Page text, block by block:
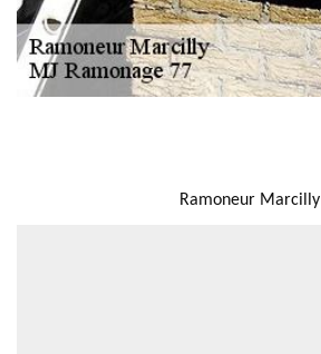
Ramoneur Marcilly